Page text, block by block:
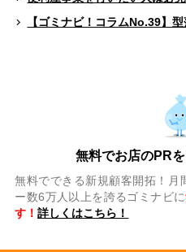
【ゴミナビ！コラムNo.39】型落ち製品は
無料でお店のPR
無料でできる新規顧客開拓！月
ー数6万人以上を誇るゴミナビに
す！詳しくはこちら！